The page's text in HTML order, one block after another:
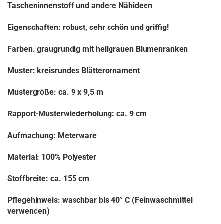
Tascheninnenstoff und andere Nähideen
Eigenschaften: robust, sehr schön und griffig!
Farben. graugrundig mit hellgrauen Blumenranken
Muster: kreisrundes Blätterornament
Mustergröße: ca. 9 x 9,5 m
Rapport-Musterwiederholung: ca. 9 cm
Aufmachung: Meterware
Material: 100% Polyester
Stoffbreite: ca. 155 cm
Pflegehinweis: waschbar bis 40° C (Feinwaschmittel
verwenden)